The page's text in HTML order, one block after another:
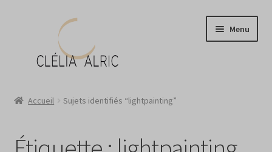
navigation
contenu
Menu
Portraits ?
Accueil Sujets identifiés “lightpainting”